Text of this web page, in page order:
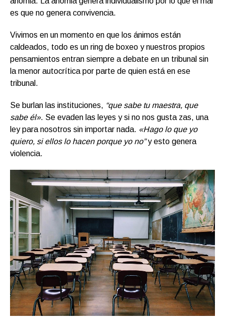
es que no genera convivencia.
Vivimos en un momento en que los ánimos están
caldeados, todo es un ring de boxeo y nuestros propios
pensamientos entran siempre a debate en un tribunal sin
la menor autocrítica por parte de quien está en ese
tribunal.
Se burlan las instituciones, “que sabe tu maestra, que
sabe él». Se evaden las leyes y si no nos gusta zas, una
ley para nosotros sin importar nada. «Hago lo que yo
quiero, si ellos lo hacen porque yo no”y esto genera
violencia.